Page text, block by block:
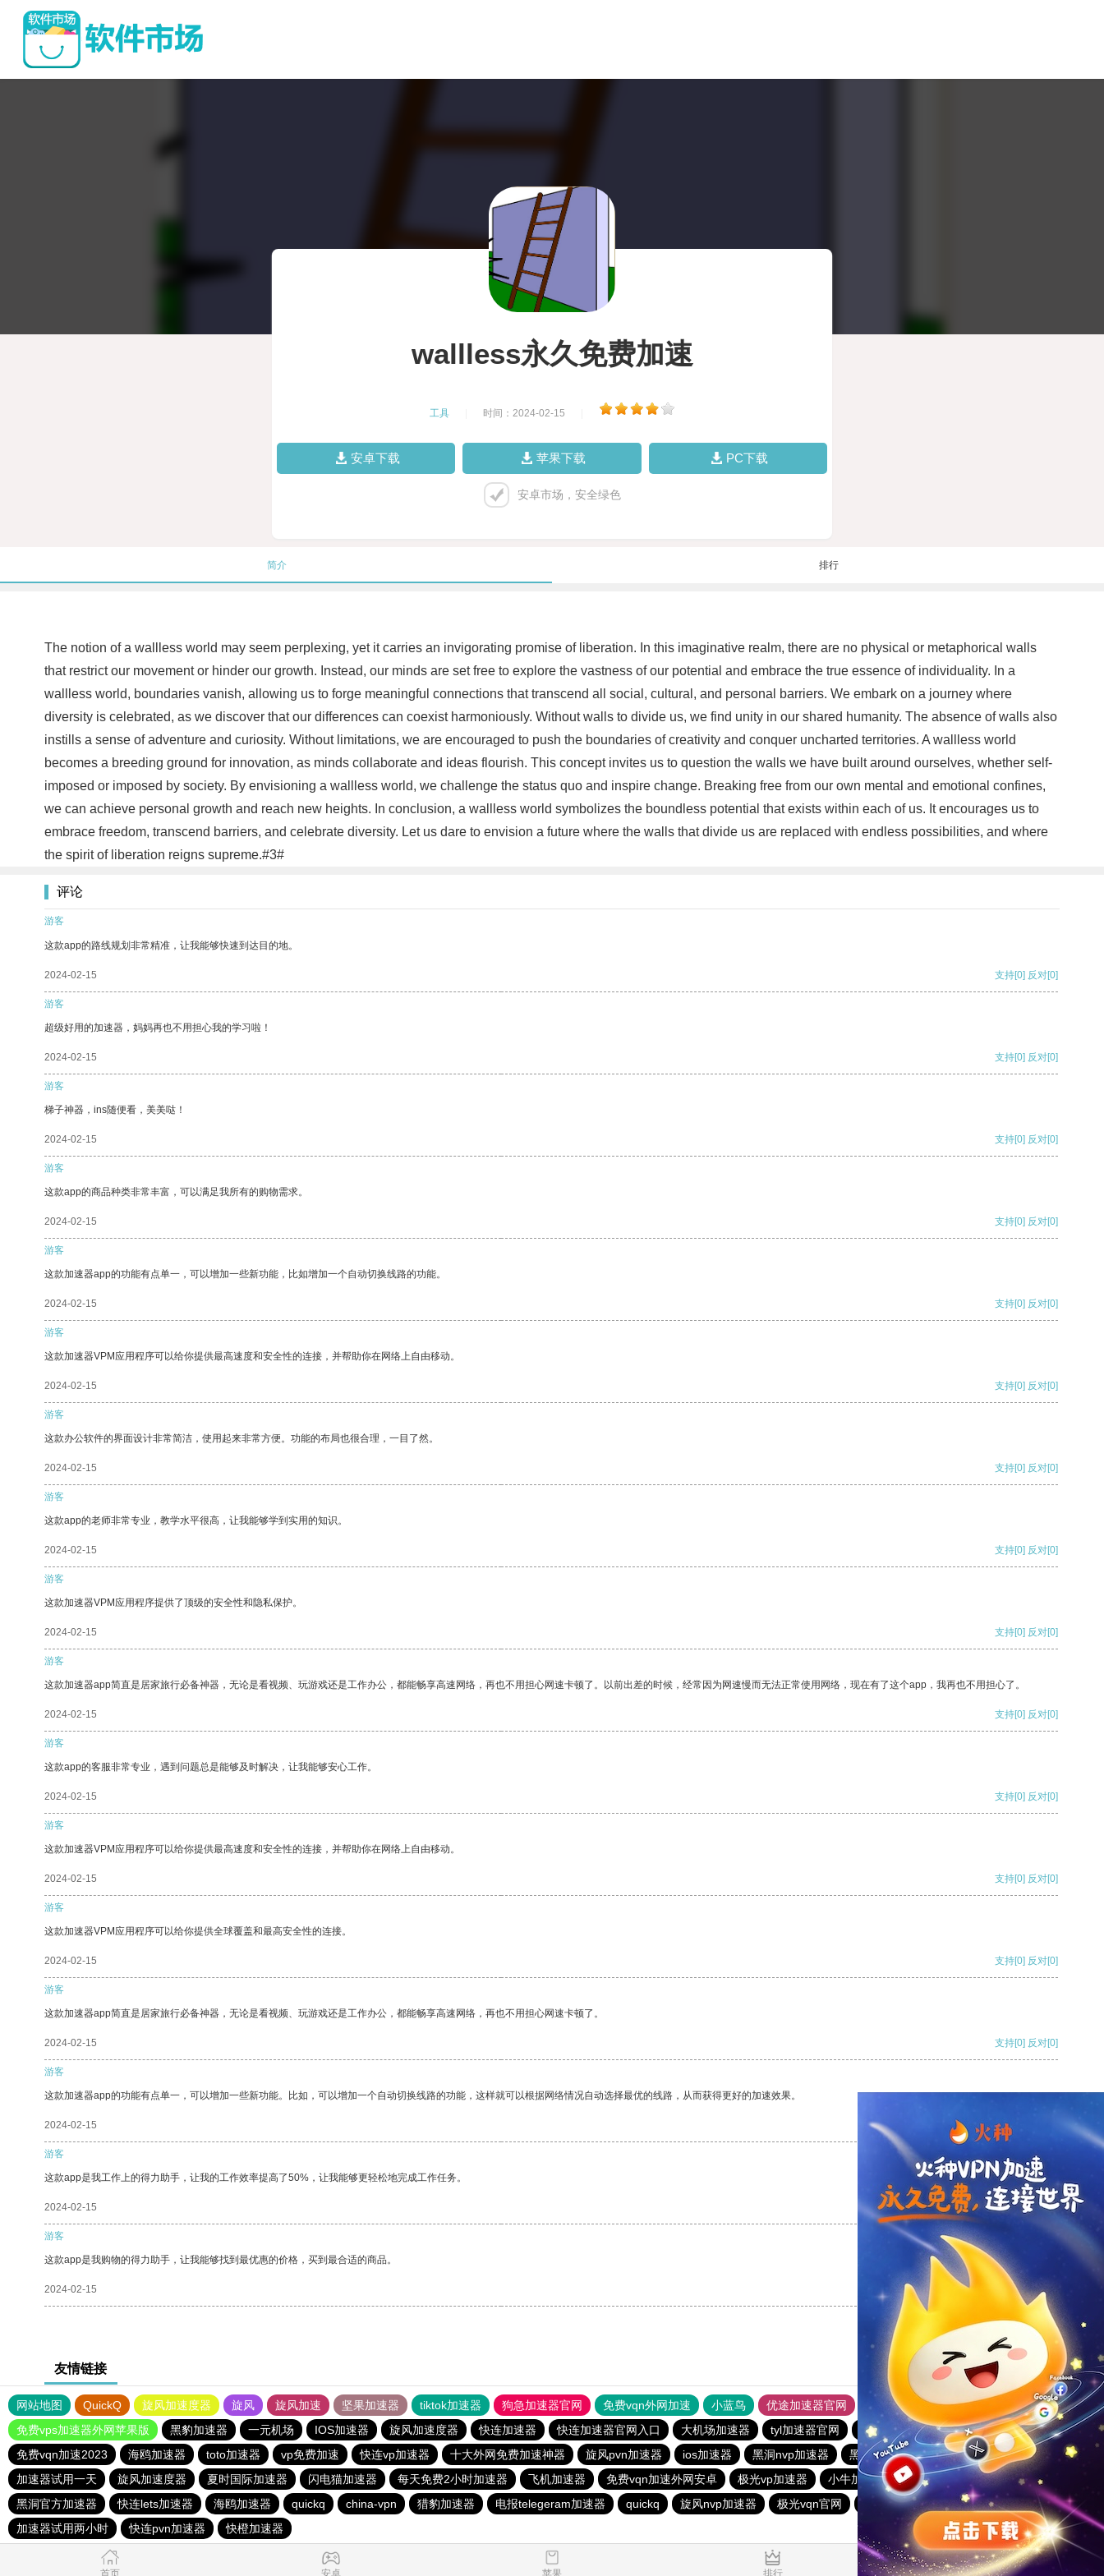
wallless永久免费加速
工具 时间：2024-02-15
安卓下载 苹果下载 PC下载
安卓市场，安全绿色
简介 排行
The notion of a wallless world may seem perplexing, yet it carries an invigorating promise of liberation. In this imaginative realm, there are no physical or metaphorical walls
that restrict our movement or hinder our growth. Instead, our minds are set free to explore the vastness of our potential and embrace the true essence of individuality. In a
wallless world, boundaries vanish, allowing us to forge meaningful connections that transcend all social, cultural, and personal barriers. We embark on a journey where
diversity is celebrated, as we discover that our differences can coexist harmoniously. Without walls to divide us, we find unity in our shared humanity. The absence of walls also
instills a sense of adventure and curiosity. Without limitations, we are encouraged to push the boundaries of creativity and conquer uncharted territories. A wallless world
becomes a breeding ground for innovation, as minds collaborate and ideas flourish. This concept invites us to question the walls we have built around ourselves, whether self-
imposed or imposed by society. By envisioning a wallless world, we challenge the status quo and inspire change. Breaking free from our own mental and emotional confines,
we can achieve personal growth and reach new heights. In conclusion, a wallless world symbolizes the boundless potential that exists within each of us. It encourages us to
embrace freedom, transcend barriers, and celebrate diversity. Let us dare to envision a future where the walls that divide us are replaced with endless possibilities, and where
the spirit of liberation reigns supreme.#3#
评论
游客
这款app的路线规划非常精准，让我能够快速到达目的地。
2024-02-15 支持[0] 反对[0]
游客
超级好用的加速器，妈妈再也不用担心我的学习啦！
2024-02-15 支持[0] 反对[0]
游客
梯子神器，ins随便看，美美哒！
2024-02-15 支持[0] 反对[0]
游客
这款app的商品种类非常丰富，可以满足我所有的购物需求。
2024-02-15 支持[0] 反对[0]
游客
这款加速器app的功能有点单一，可以增加一些新功能，比如增加一个自动切换线路的功能。
2024-02-15 支持[0] 反对[0]
游客
这款加速器VPM应用程序可以给你提供最高速度和安全性的连接，并帮助你在网络上自由移动。
2024-02-15 支持[0] 反对[0]
游客
这款办公软件的界面设计非常简洁，使用起来非常方便。功能的布局也很合理，一目了然。
2024-02-15 支持[0] 反对[0]
游客
这款app的老师非常专业，教学水平很高，让我能够学到实用的知识。
2024-02-15 支持[0] 反对[0]
游客
这款加速器VPM应用程序提供了顶级的安全性和隐私保护。
2024-02-15 支持[0] 反对[0]
游客
这款加速器app简直是居家旅行必备神器，无论是看视频、玩游戏还是工作办公，都能畅享高速网络，再也不用担心网速卡顿了。以前出差的时候，经常因为网速慢而无法正常使用网络，现在有了这个app，我再也不用担心了。
2024-02-15 支持[0] 反对[0]
游客
这款app的客服非常专业，遇到问题总是能够及时解决，让我能够安心工作。
2024-02-15 支持[0] 反对[0]
游客
这款加速器VPM应用程序可以给你提供最高速度和安全性的连接，并帮助你在网络上自由移动。
2024-02-15 支持[0] 反对[0]
游客
这款加速器VPM应用程序可以给你提供全球覆盖和最高安全性的连接。
2024-02-15 支持[0] 反对[0]
游客
这款加速器app简直是居家旅行必备神器，无论是看视频、玩游戏还是工作办公，都能畅享高速网络，再也不用担心网速卡顿了。
2024-02-15 支持[0] 反对[0]
游客
这款加速器app的功能有点单一，可以增加一些新功能。比如，可以增加一个自动切换线路的功能，这样就可以根据网络情况自动选择最优的线路，从而获得更好的加速效果。
2024-02-15 支持
游客
这款app是我工作上的得力助手，让我的工作效率提高了50%，让我能够更轻松地完成工作任务。
2024-02-15 支持[0] 反对[0]
游客
这款app是我购物的得力助手，让我能够找到最优惠的价格，买到最合适的商品。
2024-02-15 支持[0] 反对[0]
友情链接
网站地图 QuickQ 旋风加速度器 旋风 旋风加速 坚果加速器 tiktok加速器 狗急加速器官网 免费vqn外网加速 小蓝鸟 优途加速器官网 风驰加速器 旋风加速器
八戒看书
免费vps加速器外网苹果版
黑豹加速器 一元机场 IOS加速器 旋风加速度器 快连加速器 快连加速器官网入口 大机场加速器 tyl加速器官网 instagram免费加速器
目标下载站
免费vqn加速2023
海鸥加速器 toto加速器 vp免费加速 快连vp加速器 十大外网免费加速神器 旋风pvn加速器 ios加速器 黑洞nvp加速器 黑洞加速
蚂蚁vp加速器官网
加速器试用一天
旋风加速度器 夏时国际加速器 闪电猫加速器 每天免费2小时加速器 飞机加速器 免费vqn加速外网安卓 极光vp加速器 小牛加速器
永久不收费的nvp加速器
黑洞官方加速器
快连lets加速器 海鸥加速器 quickq china-vpn 猎豹加速器 电报telegeram加速器 quickq 旋风nvp加速器 极光vqn官网 免费vqn加速官网
星空加速器
加速器试用两小时
快连pvn加速器 快橙加速器
首页 安卓 苹果 排行 推荐